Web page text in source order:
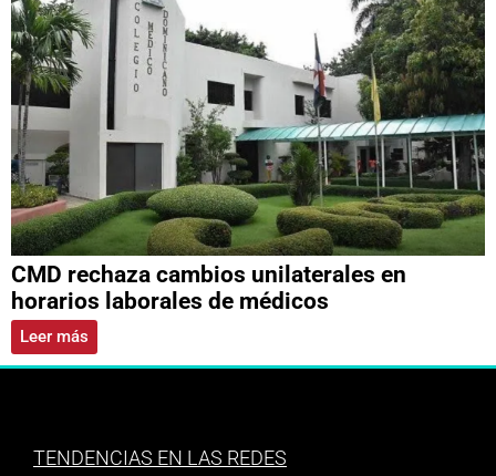
CMD rechaza cambios unilaterales en
horarios laborales de médicos
Leer más
TENDENCIAS EN LAS REDES